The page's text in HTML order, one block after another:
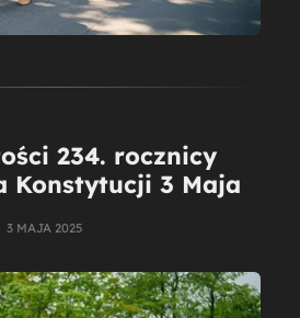
234. rocznicy
Konstytucji 3 Maja
3 MAJA 2025